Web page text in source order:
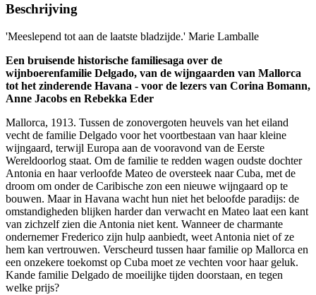
Beschrijving
'Meeslepend tot aan de laatste bladzijde.' Marie Lamballe
Een bruisende historische familiesaga over de
wijnboerenfamilie Delgado, van de wijngaarden van Mallorca
tot het zinderende Havana - voor de lezers van Corina Bomann,
Anne Jacobs en Rebekka Eder
Mallorca, 1913. Tussen de zonovergoten heuvels van het eiland
vecht de familie Delgado voor het voortbestaan van haar kleine
wijngaard, terwijl Europa aan de vooravond van de Eerste
Wereldoorlog staat. Om de familie te redden wagen oudste dochter
Antonia en haar verloofde Mateo de oversteek naar Cuba, met de
droom om onder de Caribische zon een nieuwe wijngaard op te
bouwen. Maar in Havana wacht hun niet het beloofde paradijs: de
omstandigheden blijken harder dan verwacht en Mateo laat een kant
van zichzelf zien die Antonia niet kent. Wanneer de charmante
ondernemer Frederico zijn hulp aanbiedt, weet Antonia niet of ze
hem kan vertrouwen. Verscheurd tussen haar familie op Mallorca en
een onzekere toekomst op Cuba moet ze vechten voor haar geluk.
Kande familie Delgado de moeilijke tijden doorstaan, en tegen
welke prijs?